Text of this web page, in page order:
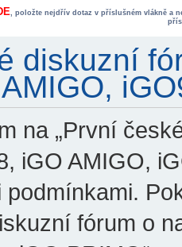
, položte nejdřív dotaz v příslušném vlákně a
diskuzní
na „První
iGO AMIGO,
fórum o